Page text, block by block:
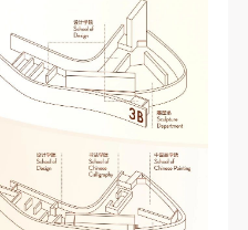
与退出、风险与责任自
加者应有必要的风险意
人民共和国的相关法
会公德规范，并应该具
帮助和助人为乐的良好
与退出、风险与责任自
加者应有必要的风险意
人民共和国的相关法
会公德规范，并应该具
帮助和助人为乐的良好
与退出、风险与责任自
加者应有必要的风险意
人民共和国的相关法
会公德规范，并应该具
帮助和助人为乐的良好